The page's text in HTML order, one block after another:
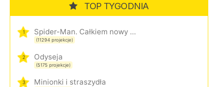
TOP TYGODNIA
1 Spider-Man. Całkiem nowy dzień
(11294 projekcje)
2 Odyseja
(5175 projekcje)
3 Minionki i straszydła